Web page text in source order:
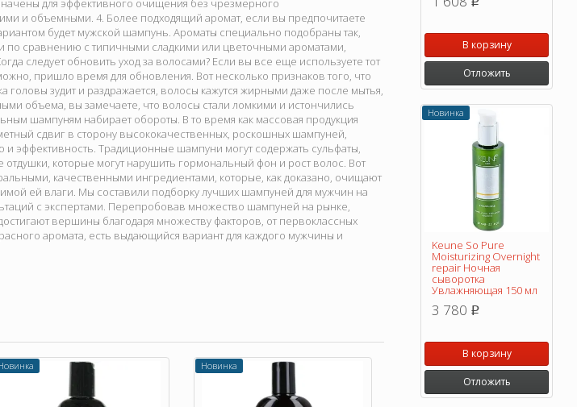
для эффективного очищения без чрезмерного
и объемными. 4. Более подходящий аромат, если вы предпочитаете
будет мужской шампунь. Ароматы специально подобраны так,
по сравнению с типичными сладкими или цветочными ароматами,
следует обновить уход за волосами? Если вы все еще используете тот
пришло время для обновления. Вот несколько признаков того, что
головы зудит и раздражается, волосы кажутся жирными даже после мытья,
объема, вы замечаете, что волосы стали ломкими и истончились
шампуням набирает обороты. В то время как массовая продукция
сдвиг в сторону высококачественных, роскошных шампуней,
и эффективность. Традиционные шампуни могут содержать сульфаты,
отдушки, которые могут нарушить гормональный фон и рост волос. Вот
качественными ингредиентами, которые, как доказано, очищают
ей влаги. Мы составили подборку лучших шампуней для мужчин на
с экспертами. Перепробовав множество шампуней на рынке,
вершины благодаря множеству факторов, от первоклассных
аромата, есть выдающийся вариант для каждого мужчины и
Новинка
p
В корзину
Отложить
Новинка
Keune So Pure
Moisturizing Overnight
repair Ночная
сыворотка
Увлажняющая 150 мл
3 780 p
В корзину
Отложить